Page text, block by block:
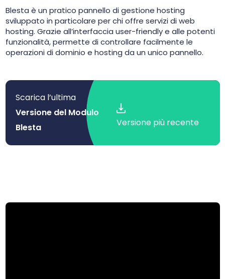
Blesta è un pratico pannello di gestione hosting
sviluppato in particolare per chi offre servizi di web
hosting. Grazie all’interfaccia user-friendly e alle potenti
funzionalità, permette di controllare facilmente le
operazioni di dominio e hosting da un unico pannello.
Scarica l’ultima
Versione del Modulo
Blesta
Versione più recente